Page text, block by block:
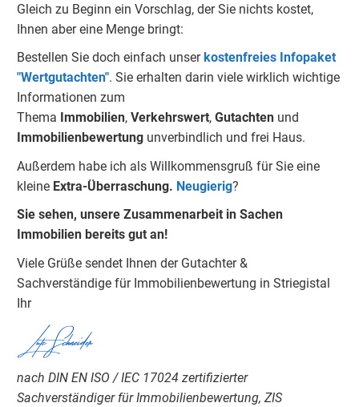
Gleich zu Beginn ein Vorschlag, der Sie nichts kostet,
Ihnen aber eine Menge bringt:
Bestellen Sie doch einfach unser kostenfreies Infopaket
"Wertgutachten". Sie erhalten darin viele wirklich wichtige
Informationen zum
Thema Immobilien, Verkehrswert, Gutachten und
Immobilienbewertung unverbindlich und frei Haus.
Außerdem habe ich als Willkommensgruß für Sie eine
kleine Extra-Überraschung. Neugierig?
Sie sehen, unsere Zusammenarbeit in Sachen
Immobilien bereits gut an!
Viele Grüße sendet Ihnen der Gutachter &
Sachverständige für Immobilienbewertung in Striegistal
Ihr
Lutz Schneider
nach DIN EN ISO / IEC 17024 zertifizierter
Sachverständiger für Immobilienbewertung, ZIS